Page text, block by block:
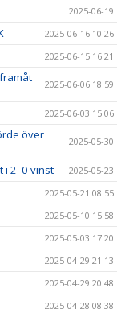
2025-06-19
2025-06-16 10:26
2025-06-15 16:21
2025-06-06 18:59
2025-06-03 15:06
över
2025-05-30
i 2–0-vinst 2025-05-23
2025-05-21 08:55
2025-05-10 15:58
2025-05-03 17:20
2025-04-29 21:13
2025-04-29 20:48
2025-04-28 08:38